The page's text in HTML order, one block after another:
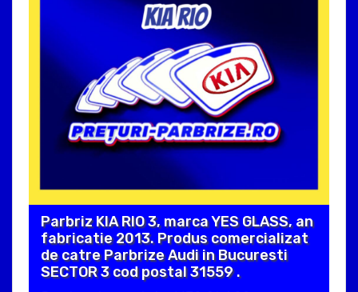
Parbriz KIA RIO 3, marca YES GLASS, an
fabricatie 2013. Produs comercializat
de catre Parbrize Audi in Bucuresti
SECTOR 3 cod postal 31559 .